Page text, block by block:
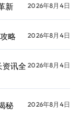
新 2026年8月4日
略 2026年8月4日
讯全 2026年8月4日
秘 2026年8月4日